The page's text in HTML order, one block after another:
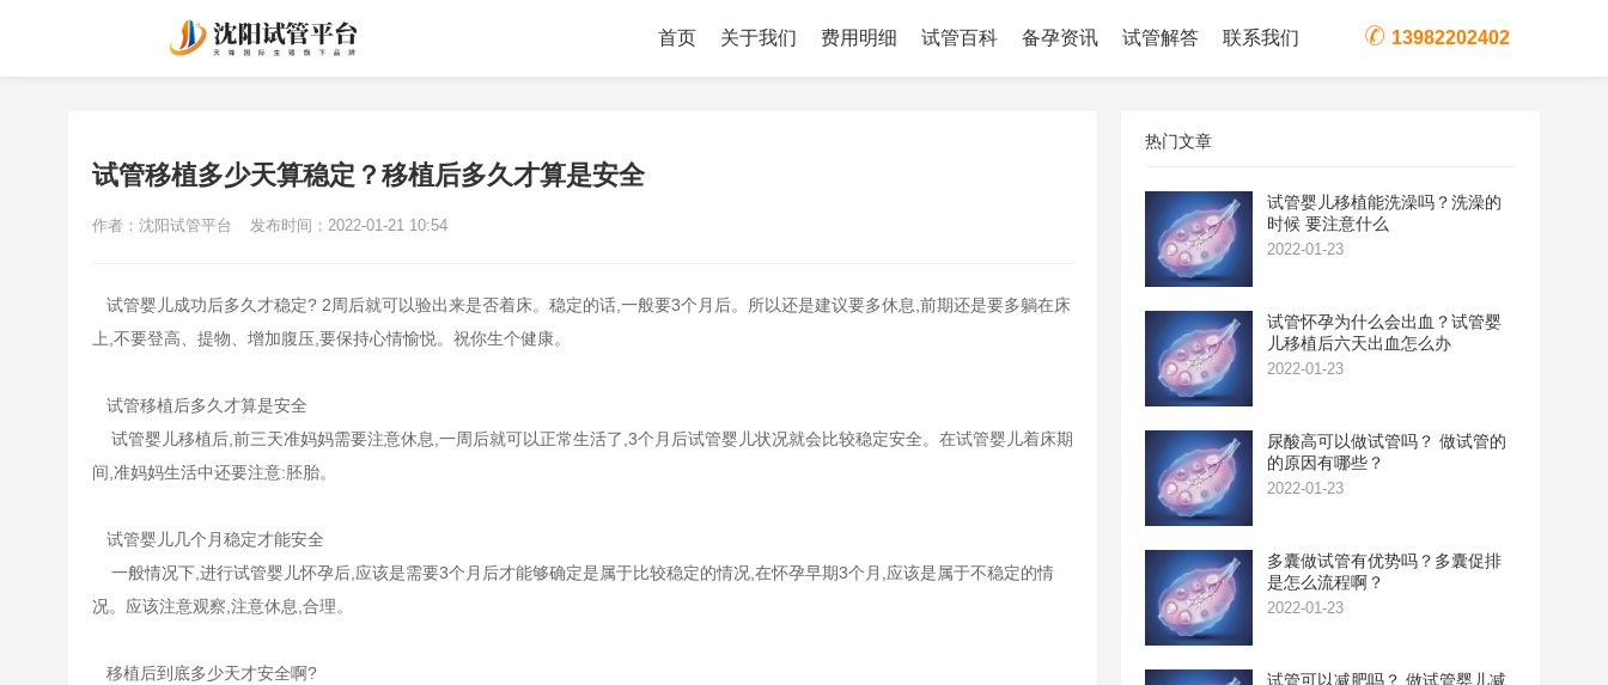
首页 关于我们 费用明细 试管百科 备孕资讯 试管解答 联系我们 13982202402
试管移植多少天算稳定？移植后多久才算是安全
作者：沈阳试管平台 发布时间：2022-01-21 10:54
试管婴儿成功后多久才稳定? 2周后就可以验出来是否着床。稳定的话,一般要3个月后。所以还是建议要多休息,前期还是要多躺在床
上,不要登高、提物、增加腹压,要保持心情愉悦。祝你生个健康。
试管移植后多久才算是安全
试管婴儿移植后,前三天准妈妈需要注意休息,一周后就可以正常生活了,3个月后试管婴儿状况就会比较稳定安全。在试管婴儿着床期
间,准妈妈生活中还要注意:胚胎。
试管婴儿几个月稳定才能安全
一般情况下,进行试管婴儿怀孕后,应该是需要3个月后才能够确定是属于比较稳定的情况,在怀孕早期3个月,应该是属于不稳定的情
况。应该注意观察,注意休息,合理。
移植后到底多少天才安全啊?
热门文章
试管婴儿移植能洗澡吗？洗澡的
时候 要注意什么
2022-01-23
试管怀孕为什么会出血？试管婴
儿移植后六天出血怎么办
2022-01-23
尿酸高可以做试管吗？ 做试管的
的原因有哪些？
2022-01-23
多囊做试管有优势吗？多囊促排
是怎么流程啊？
2022-01-23
试管可以减肥吗？ 做试管婴儿减